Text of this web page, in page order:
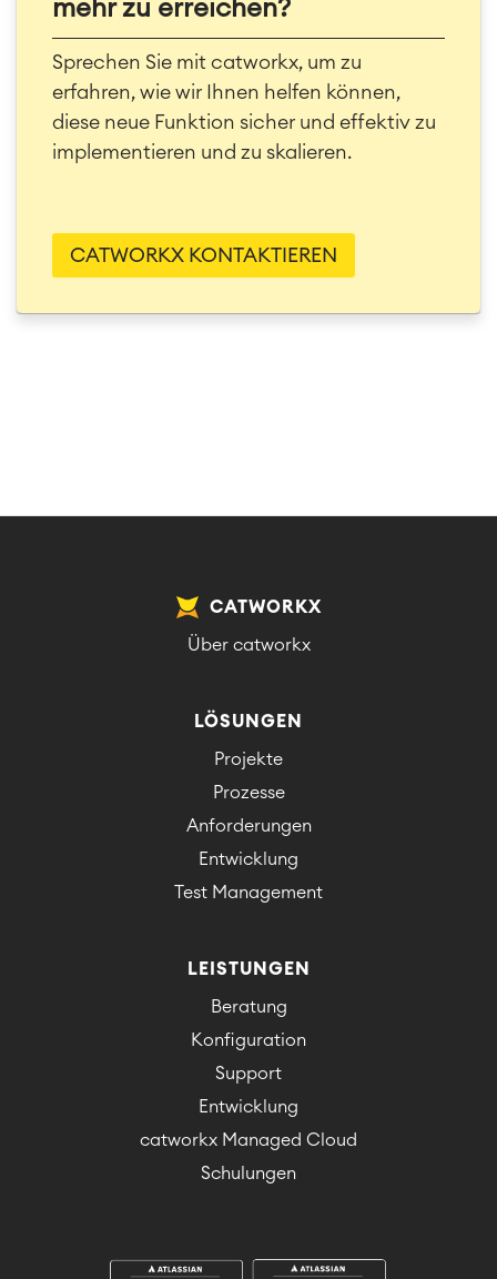
mehr zu erreichen?
Sprechen Sie mit catworkx, um zu
erfahren, wie wir Ihnen helfen können,
diese neue Funktion sicher und effektiv zu
implementieren und zu skalieren.
CATWORKX KONTAKTIEREN
CATWORKX
Über catworkx
LÖSUNGEN
Projekte
Prozesse
Anforderungen
Entwicklung
Test Management
LEISTUNGEN
Beratung
Konfiguration
Support
Entwicklung
catworkx Managed Cloud
Schulungen